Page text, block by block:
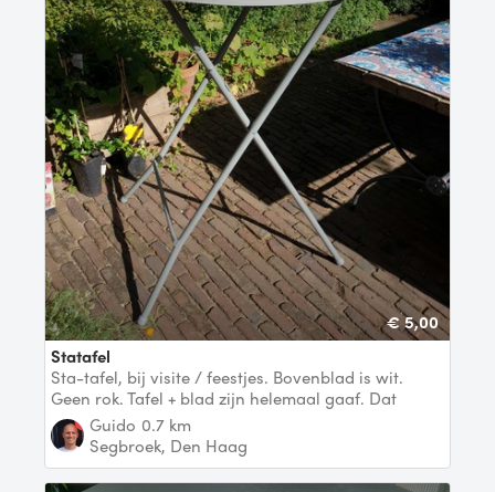
€ 5,00
Statafel
Sta-tafel, bij visite / feestjes. Bovenblad is wit.
Geen rok. Tafel + blad zijn helemaal gaaf. Dat
Guido 0.7 km
Segbroek, Den Haag